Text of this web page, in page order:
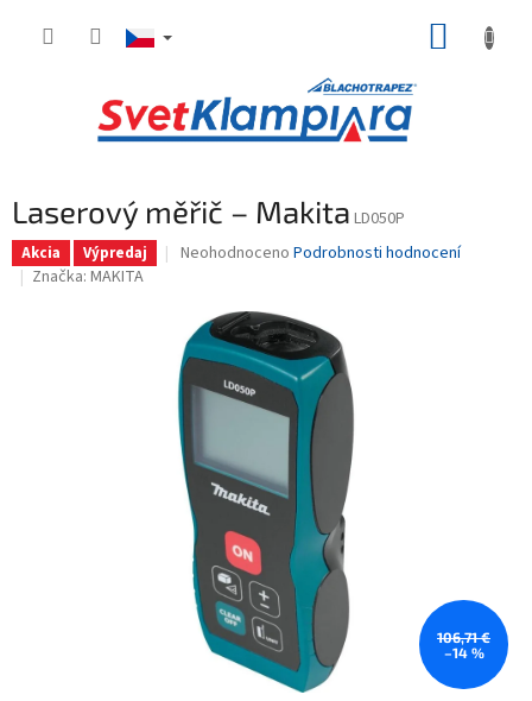
Laserový měřič – Makita LD050P
Akcia Výpredaj
Průměrné
0,0
z
5
hvězdiček.
Neohodnoceno Podrobnosti hodnocení
Značka: MAKITA
106,71 €
–14 %